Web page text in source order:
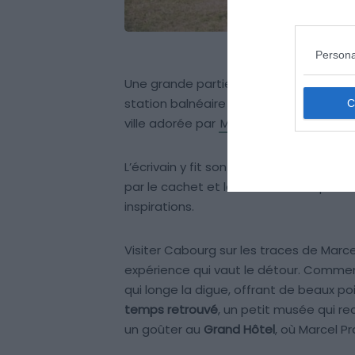
Une grande partie de l’action d’À la
station balnéaire appelée Balbec.
ville adorée par Marcel Proust .
L’écrivain y fit son premier séjour à
par le cachet et la vie sociale
inspirations.
Visiter Cabourg sur les traces de
expérience qui vaut le détour.
qui longe la digue, offrant de beaux
temps retrouvé, un petit musée qui
un goûter au Grand Hôtel, où Marcel